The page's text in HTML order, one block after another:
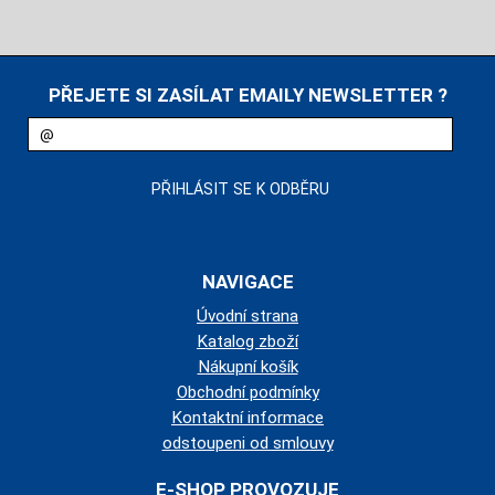
PŘEJETE SI ZASÍLAT EMAILY NEWSLETTER ?
NAVIGACE
Úvodní strana
Katalog zboží
Nákupní košík
Obchodní podmínky
Kontaktní informace
odstoupeni od smlouvy
E-SHOP PROVOZUJE